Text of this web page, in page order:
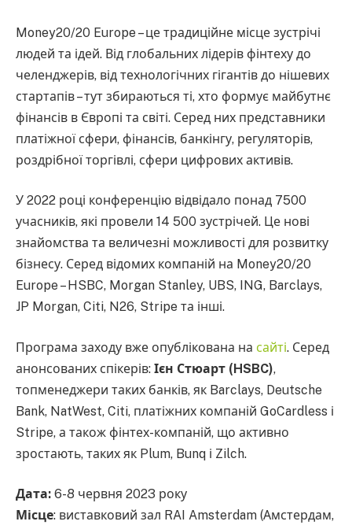
Money20/20 Europe – це традиційне місце зустрічі
людей та ідей. Від глобальних лідерів фінтеху до
челенджерів, від технологічних гігантів до нішевих
стартапів – тут збираються ті, хто формує майбутнє
фінансів в Європі та світі. Серед них представники
платіжної сфери, фінансів, банкінгу, регуляторів,
роздрібної торгівлі, сфери цифрових активів.
У 2022 році конференцію відвідало понад 7500
учасників, які провели 14 500 зустрічей. Це нові
знайомства та величезні можливості для розвитку
бізнесу. Серед відомих компаній на Money20/20
Europe – HSBC, Morgan Stanley, UBS, ING, Barclays,
JP Morgan, Citi, N26, Stripe та інші.
Програма заходу вже опублікована на сайті. Серед
анонсованих спікерів: Ієн Стюарт (HSBC),
топменеджери таких банків, як Barclays, Deutsche
Bank, NatWest, Citi, платіжних компаній GoCardless і
Stripe, а також фінтех-компаній, що активно
зростають, таких як Plum, Bunq і Zilch.
Дата: 6-8 червня 2023 року
Місце: виставковий зал RAI Amsterdam (Амстердам,